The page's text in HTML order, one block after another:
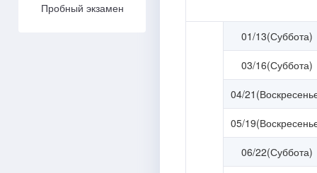
Пробный экзамен
01/13(Суббота)
03/16(Суббота)
04/
05/
06/22(Суббота)